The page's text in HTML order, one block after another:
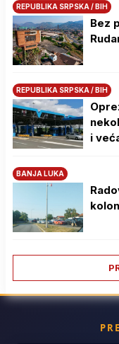
REPUBLIKA SRPSKA / BIH
Bez
REPUBLIKA SRPSKA / BIH
i
BANJA LUKA